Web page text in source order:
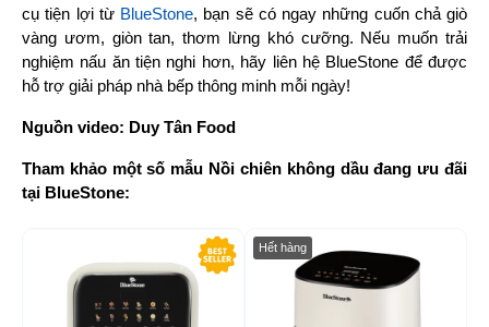
cụ tiện lợi từ BlueStone, bạn sẽ có ngay những cuốn chả giò
vàng ươm, giòn tan, thơm lừng khó cưỡng. Nếu muốn trải
nghiệm nấu ăn tiện nghi hơn, hãy liên hệ BlueStone để được
hỗ trợ giải pháp nhà bếp thông minh mỗi ngày!
Nguồn video: Duy Tân Food
Tham khảo một số mẫu Nồi chiên không dầu đang ưu đãi
tại BlueStone:
-34%
Hết hàng